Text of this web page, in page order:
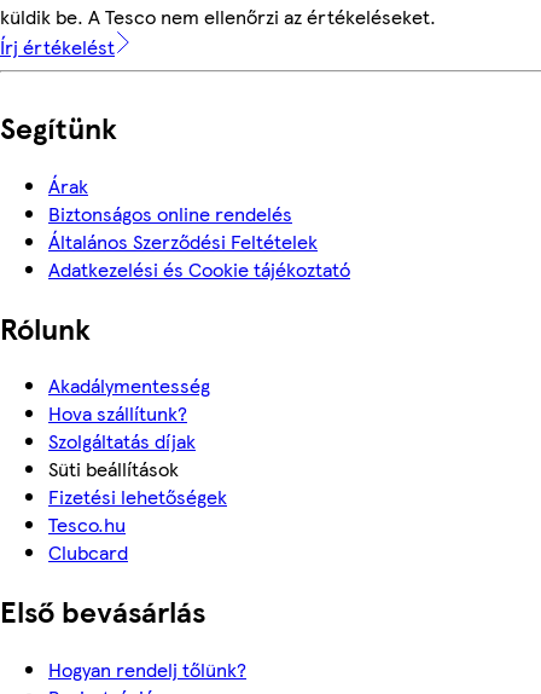
küldik be. A Tesco nem ellenőrzi az értékeléseket.
Írj értékelést
Segítünk
Árak
Biztonságos online rendelés
Általános Szerződési Feltételek
Adatkezelési és Cookie tájékoztató
Rólunk
Akadálymentesség
Hova szállítunk?
Szolgáltatás díjak
Süti beállítások
Fizetési lehetőségek
Tesco.hu
Clubcard
Első bevásárlás
Hogyan rendelj tőlünk?